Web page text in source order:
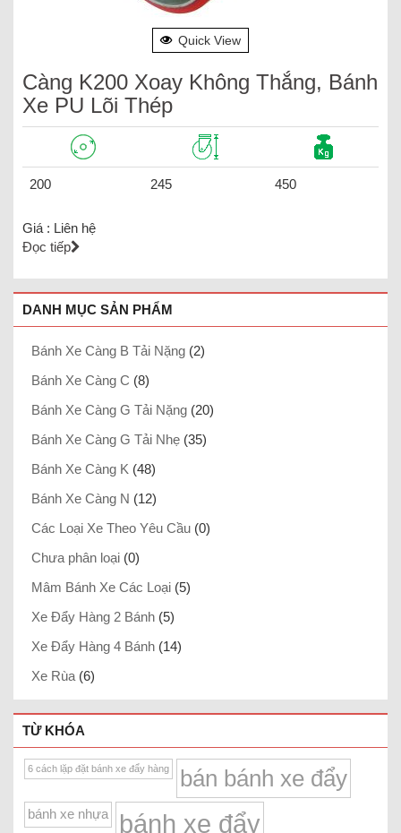
Quick View
Càng K200 Xoay Không Thắng, Bánh
Xe PU Lõi Thép
200 245 450
Giá : Liên hệ
Đọc tiếp
DANH MỤC SẢN PHẨM
Bánh Xe Càng B Tải Nặng (2)
Bánh Xe Càng C (8)
Bánh Xe Càng G Tải Nặng (20)
Bánh Xe Càng G Tải Nhẹ (35)
Bánh Xe Càng K (48)
Bánh Xe Càng N (12)
Các Loại Xe Theo Yêu Cầu (0)
Chưa phân loại (0)
Mâm Bánh Xe Các Loại (5)
Xe Đẩy Hàng 2 Bánh (5)
Xe Đẩy Hàng 4 Bánh (14)
Xe Rùa (6)
TỪ KHÓA
6 cách lặp đặt bánh xe đẩy hàng bán bánh xe đẩy
bánh xe nhựa bánh xe đẩy